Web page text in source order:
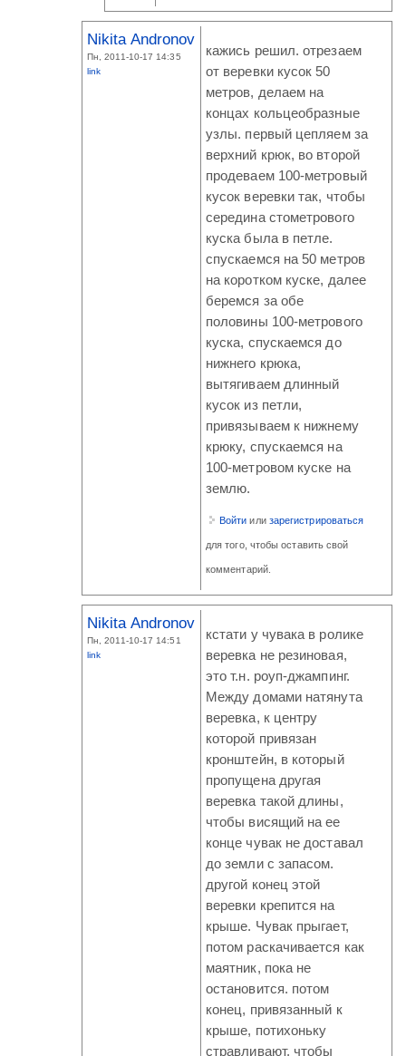
Nikita Andronov
Пн, 2011-10-17 14:35
link
кажись решил. отрезаем
от веревки кусок 50
метров, делаем на
концах кольцеобразные
узлы. первый цепляем за
верхний крюк, во второй
продеваем 100-метровый
кусок веревки так, чтобы
середина стометрового
куска была в петле.
спускаемся на 50 метров
на коротком куске, далее
беремся за обе
половины 100-метрового
куска, спускаемся до
нижнего крюка,
вытягиваем длинный
кусок из петли,
привязываем к нижнему
крюку, спускаемся на
100-метровом куске на
землю.
Войти или зарегистрироваться
для того, чтобы оставить свой
комментарий.
Nikita Andronov
Пн, 2011-10-17 14:51
link
кстати у чувака в ролике
веревка не резиновая,
это т.н. роуп-джампинг.
Между домами натянута
веревка, к центру
которой привязан
кронштейн, в который
пропущена другая
веревка такой длины,
чтобы висящий на ее
конце чувак не доставал
до земли с запасом.
другой конец этой
веревки крепится на
крыше. Чувак прыгает,
потом раскачивается как
маятник, пока не
остановится. потом
конец, привязанный к
крыше, потихоньку
стравливают, чтобы